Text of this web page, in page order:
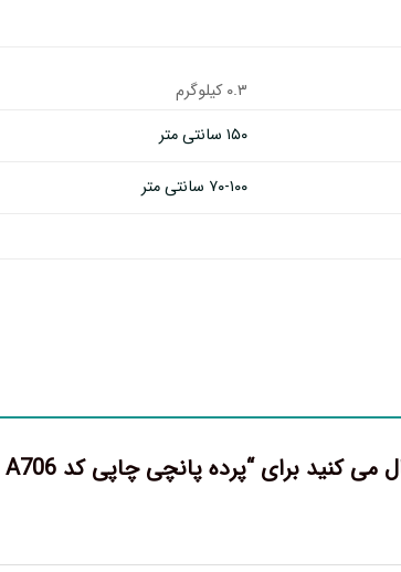
۰.۳ کیلوگرم
۱۵۰ سانتی متر
۷۰-۱۰۰ سانتی متر